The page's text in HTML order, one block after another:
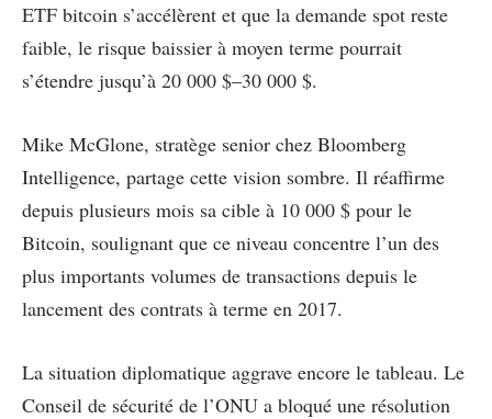
ETF bitcoin s’accélèrent et que la demande spot reste
faible, le risque baissier à moyen terme pourrait
s’étendre jusqu’à 20 000 $–30 000 $.
Mike McGlone, stratège senior chez Bloomberg
Intelligence, partage cette vision sombre. Il réaffirme
depuis plusieurs mois sa cible à 10 000 $ pour le
Bitcoin, soulignant que ce niveau concentre l’un des
plus importants volumes de transactions depuis le
lancement des contrats à terme en 2017.
La situation diplomatique aggrave encore le tableau. Le
Conseil de sécurité de l’ONU a bloqué une résolution